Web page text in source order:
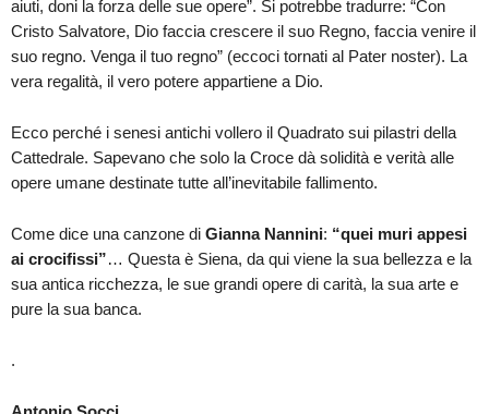
aiuti, doni la forza delle sue opere”. Si potrebbe tradurre: “Con
Cristo Salvatore, Dio faccia crescere il suo Regno, faccia venire il
suo regno. Venga il tuo regno” (eccoci tornati al Pater noster). La
vera regalità, il vero potere appartiene a Dio.
Ecco perché i senesi antichi vollero il Quadrato sui pilastri della
Cattedrale. Sapevano che solo la Croce dà solidità e verità alle
opere umane destinate tutte all’inevitabile fallimento.
Come dice una canzone di Gianna Nannini: “quei muri appesi
ai crocifissi”… Questa è Siena, da qui viene la sua bellezza e la
sua antica ricchezza, le sue grandi opere di carità, la sua arte e
pure la sua banca.
.